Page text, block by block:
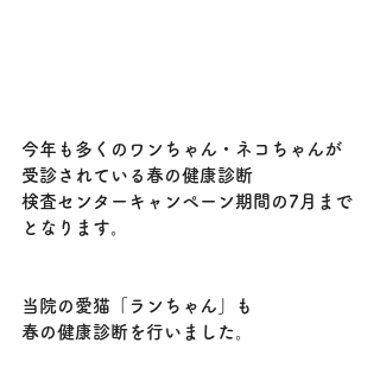
今年も多くのワンちゃん・ネコちゃんが
受診されている春の健康診断
検査センターキャンペーン期間の7月まで
となります。
当院の愛猫「ランちゃん」も
春の健康診断を行いました。